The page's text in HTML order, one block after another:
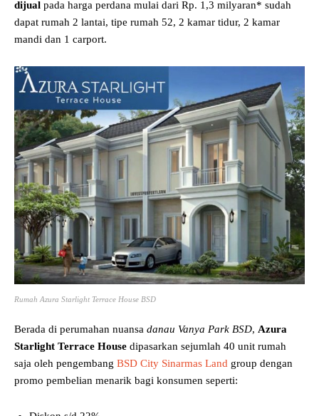
dijual pada harga perdana mulai dari Rp. 1,3 milyaran* sudah
dapat rumah 2 lantai, tipe rumah 52, 2 kamar tidur, 2 kamar
mandi dan 1 carport.
Rumah Azura Starlight Terrace House BSD
Berada di perumahan nuansa danau Vanya Park BSD, Azura
Starlight Terrace House dipasarkan sejumlah 40 unit rumah
saja oleh pengembang BSD City Sinarmas Land group dengan
promo pembelian menarik bagi konsumen seperti: